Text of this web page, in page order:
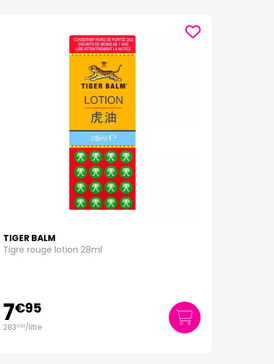
TIGER BALM
Tigre rouge lotion 28ml
7€95
283€93/litre